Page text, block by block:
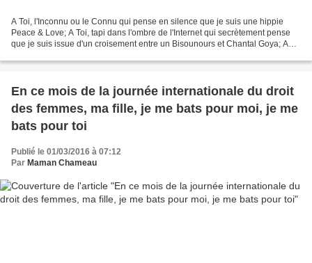
A Toi, l'Inconnu ou le Connu qui pense en silence que je suis une hippie
Peace & Love; A Toi, tapi dans l'ombre de l'Internet qui secrètement pense
que je suis issue d'un croisement entre un Bisounours et Chantal Goya; A
En ce mois de la journée internationale du droit
des femmes, ma fille, je me bats pour moi, je me
bats pour toi
Publié le 01/03/2016 à 07:12
Par Maman Chameau